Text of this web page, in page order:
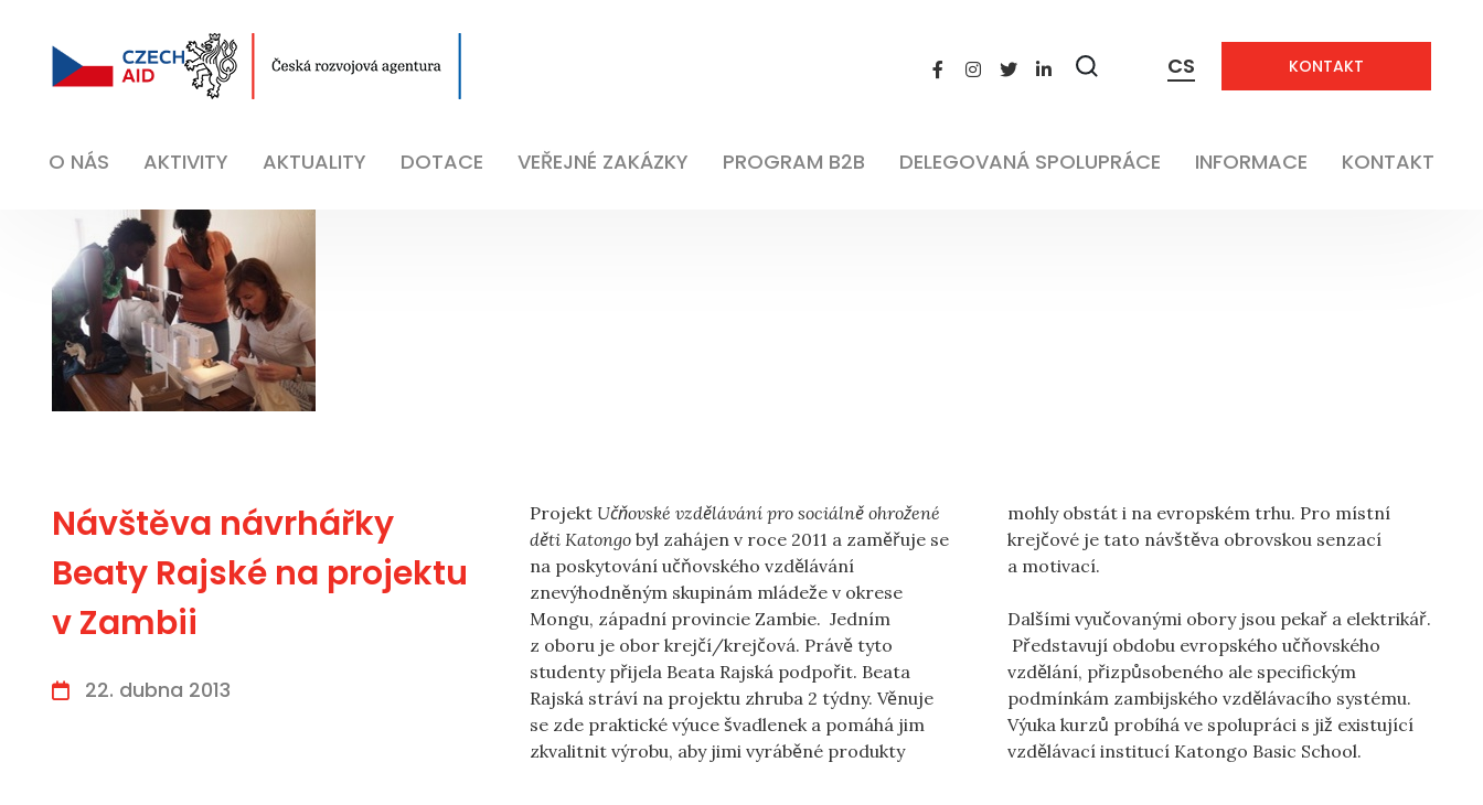
Zobrazit
CS KONTAKT
O NÁS AKTIVITY AKTUALITY DOTACE VEŘEJNÉ ZAKÁZKY PROGRAM B2B DELEGOVANÁ SPOLUPRÁCE INFORMACE KONTAKT
Návštěva návrhářky
Beaty Rajské na projektu
v Zambii
22. dubna 2013
Projekt Učňovské vzdělávání pro sociálně ohrožené
děti Katongobyl zahájen v roce 2011 a zaměřuje se
na poskytování učňovského vzdělávání
znevýhodněným skupinám mládeže v okrese
Mongu, západní provincie Zambie. Jedním
z oboru je obor krejčí/krejčová. Právě tyto
studenty přijela Beata Rajská podpořit. Beata
Rajská stráví na projektu zhruba 2 týdny. Věnuje
se zde praktické výuce švadlenek a pomáhá jim
zkvalitnit výrobu, aby jimi vyráběné produkty
mohly obstát i na evropském trhu. Pro místní
krejčové je tato návštěva obrovskou senzací
a motivací.
Dalšími vyučovanými obory jsou pekař a elektrikář.
Představují obdobu evropského učňovského
vzdělání, přizpůsobeného ale specifickým
podmínkám zambijského vzdělávacího systému.
Výuka kurzů probíhá ve spolupráci s již existující
vzdělávací institucí Katongo Basic School.